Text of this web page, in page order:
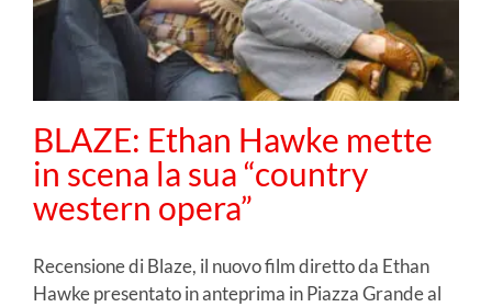
BLAZE: Ethan Hawke mette
in scena la sua “country
western opera”
Recensione di Blaze, il nuovo film diretto da Ethan
Hawke presentato in anteprima in Piazza Grande al